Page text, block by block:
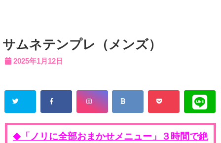
サムネテンプレ（メンズ）
2025年1月12日
◆
「ノリに全部おまかせメニュー」３時間で絶